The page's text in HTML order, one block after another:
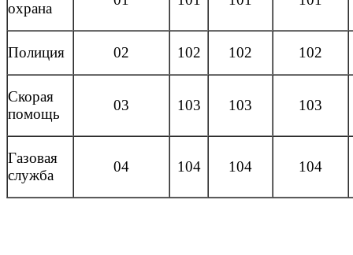
охрана
Полиция 02 102 102 102
Скорая
помощь
03 103 103 103
Газовая
служба
04 104 104 104